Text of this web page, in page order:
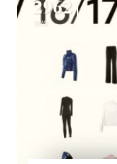
2962
VIEWS